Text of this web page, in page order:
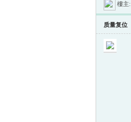
» ›
樓主:
质量复位